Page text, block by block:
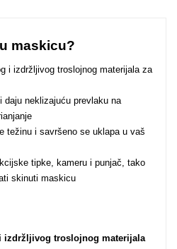
maskicu?
i izdržljivog troslojnog materijala za
daju neklizajuću prevlaku na
težinu i savršeno se uklapa u vaš
tipke, kameru i punjač, tako
skinuti maskicu
izdržljivog troslojnog materijala